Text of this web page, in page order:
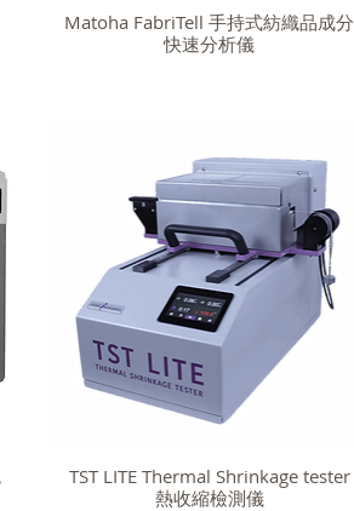
Matoha FabriTell 手持式紡織品成分
快速分析儀
TST LITE Thermal Shrinkage tester
熱收縮檢測儀